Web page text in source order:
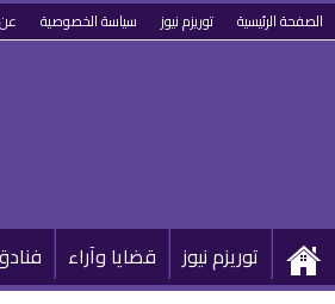
الصفحة الرئيسية توريزم نيوز سياسة الخصوصية
توريزم نيوز قضايا وآراء